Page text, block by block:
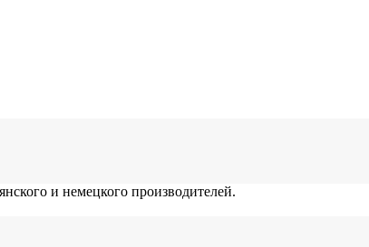
и немецкого производителей.